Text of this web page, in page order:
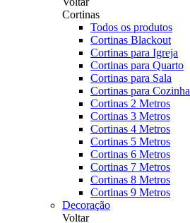
Cortinas
Todos os produtos
Cortinas Blackout
Cortinas para Igreja
Cortinas para Quarto
Cortinas para Sala
Cortinas para Cozinha
Cortinas 2 Metros
Cortinas 3 Metros
Cortinas 4 Metros
Cortinas 5 Metros
Cortinas 6 Metros
Cortinas 7 Metros
Cortinas 8 Metros
Cortinas 9 Metros
Decoração
Voltar